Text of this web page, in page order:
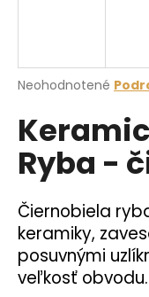
Priemerné
produktu
je
0,0
hviezdičiek.
Neohodnotené
Ryba -
Čiernobiela
keramiky,
posuvnými
veľkosť obvodu.
s
ť
?
O